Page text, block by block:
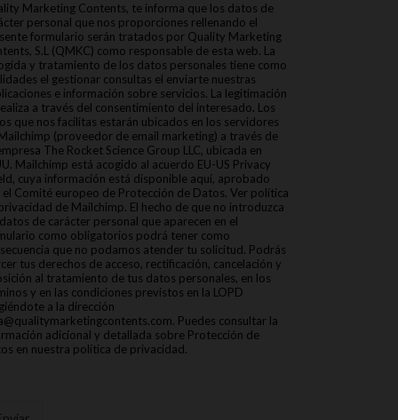
Marketing Contents, te informa que los datos de
personal que nos proporciones rellenando el
formulario serán tratados por Quality Marketing
S.L (QMKC) como responsable de esta web. La
y tratamiento de los datos personales tiene como
el gestionar consultas el enviarte nuestras
e información sobre servicios. La legitimación
a través del consentimiento del interesado. Los
que nos facilitas estarán ubicados en los servidores
(proveedor de email marketing) a través de
The Rocket Science Group LLC, ubicada en
Mailchimp está acogido al acuerdo EU-US Privacy
cuya información está disponible aquí, aprobado
Comité europeo de Protección de Datos. Ver política
de Mailchimp. El hecho de que no introduzca
de carácter personal que aparecen en el
como obligatorios podrá tener como
que no podamos atender tu solicitud. Podrás
tus derechos de acceso, rectificación, cancelación y
al tratamiento de tus datos personales, en los
y en las condiciones previstos en la LOPD
a la dirección
Puedes consultar la
adicional y detallada sobre Protección de
en nuestra política de privacidad.